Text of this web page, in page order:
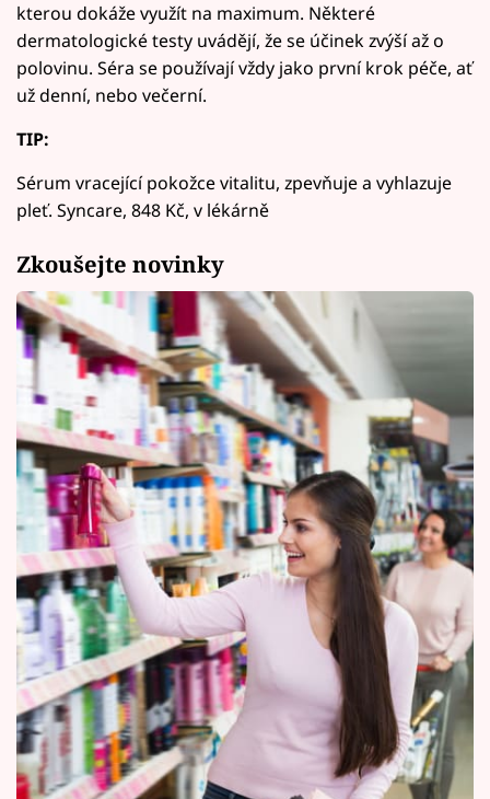
kterou dokáže využít na maximum. Některé
dermatologické testy uvádějí, že se účinek zvýší až o
polovinu. Séra se používají vždy jako první krok péče, ať
už denní, nebo večerní.
TIP:
Sérum vracející pokožce vitalitu, zpevňuje a vyhlazuje
pleť. Syncare, 848 Kč, v lékárně
Zkoušejte novinky